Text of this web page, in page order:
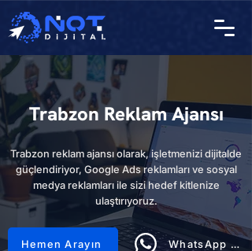
Trabzon Reklam Ajansı
Trabzon reklam ajansı olarak, işletmenizi dijitalde
güçlendiriyor, Google Ads reklamları ve sosyal
medya reklamları ile sizi hedef kitlenize
ulaştırıyoruz.
Hemen Arayın WhatsApp Hattı